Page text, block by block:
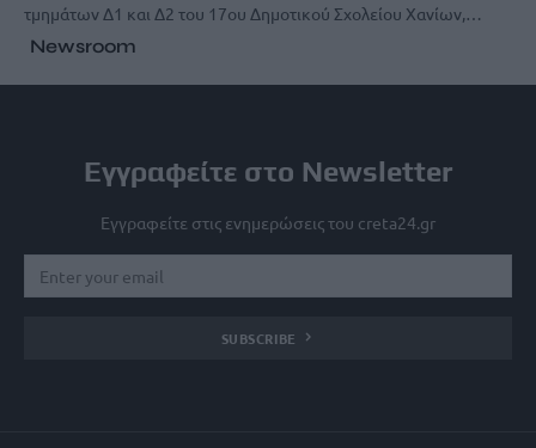
τμημάτων Δ1 και Δ2 του 17ου Δημοτικού Σχολείου Χανίων,…
Newsroom
Εγγραφείτε στο Newsletter
Εγγραφείτε στις ενημερώσεις του creta24.gr
SUBSCRIBE